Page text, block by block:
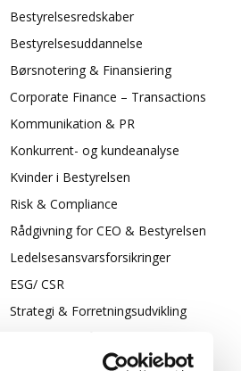
Bestyrelsesredskaber
Bestyrelsesuddannelse
Børsnotering & Finansiering
Corporate Finance – Transactions
Kommunikation & PR
Konkurrent- og kundeanalyse
Kvinder i Bestyrelsen
Risk & Compliance
Rådgivning for CEO & Bestyrelsen
Ledelsesansvarsforsikringer
ESG/ CSR
Strategi & Forretningsudvikling